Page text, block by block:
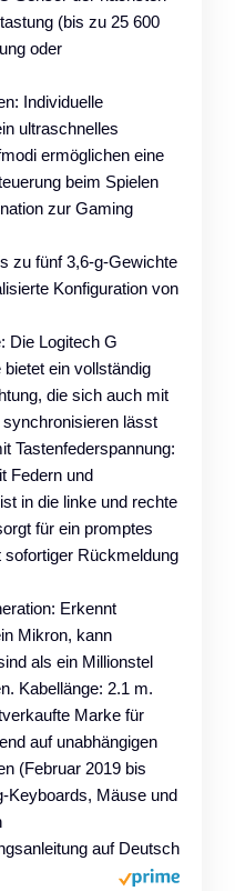
(bis zu 25 600
oder
Individuelle
ultraschnelles
ermöglichen eine
beim Spielen
zur Gaming
zu fünf 3,6-g-Gewichte
Konfiguration von
Die Logitech G
ein vollständig
die sich auch mit
lässt
Tastenfederspannung:
Federn und
in die linke und rechte
für ein promptes
Rückmeldung
Erkennt
Mikron, kann
als ein Millionstel
Kabellänge: 2.1 m.
Marke für
auf unabhängigen
(Februar 2019 bis
Keyboards, Mäuse und
auf Deutsch